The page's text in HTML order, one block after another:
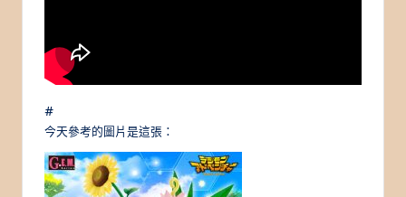
#
今天參考的圖片是這張：